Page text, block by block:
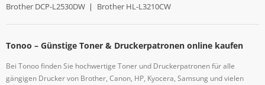
Brother DCP-L2530DW | Brother HL-L3210CW
Tonoo – Günstige Toner & Druckerpatronen online kaufen
Bei Tonoo finden Sie hochwertige Toner und Druckerpatronen für alle
gängigen Drucker von Brother, Canon, HP, Kyocera, Samsung und vielen